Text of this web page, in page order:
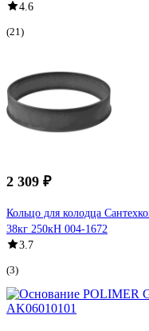
4.6
(21)
2 309 ₽
Кольцо для колодца
38кг 250кН 004-1672
3.7
(3)